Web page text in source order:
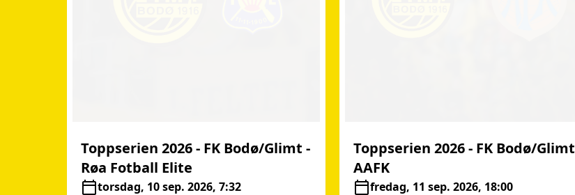
Toppserien 2026- FK Bodø/Glimt -
Røa Fotball Elite
torsdag, 10 sep. 2026, 7:32
Toppserien 2026- FK Bodø/Glimt
AAFK
fredag, 11 sep. 2026, 18:00